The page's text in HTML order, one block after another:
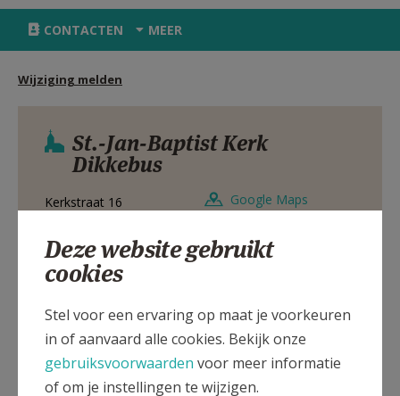
VIERINGEN
HULP
MIJN PAROCHIE
AANMELDEN OF REGISTREREN
CONTACTEN MEER
Wijziging melden
St.-Jan-Baptist Kerk
Dikkebus
Kerkstraat 16
Google Maps
Kerkstraat 16, 8900 DIKKEBUS
Deze website gebruikt
cookies
Stel voor een ervaring op maat je voorkeuren
in of aanvaard alle cookies. Bekijk onze
gebruiksvoorwaarden voor meer informatie
of om je instellingen te wijzigen.